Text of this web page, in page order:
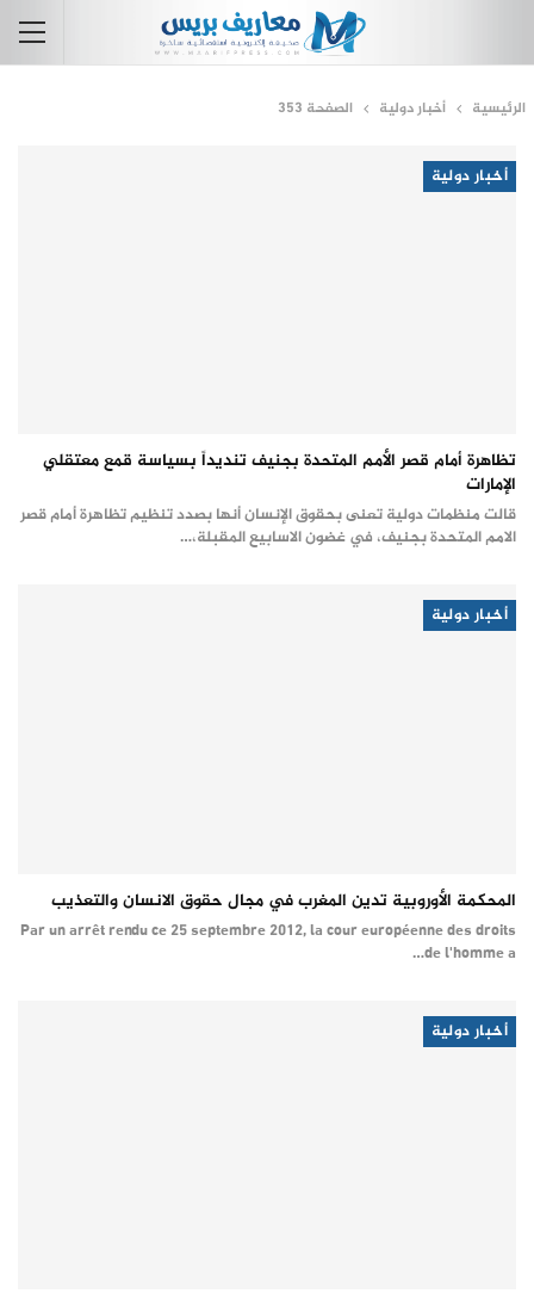
الرئيسية أخبار دولية الصفحة 353
أخبار دولية
تظاهرة أمام قصر الأمم المتحدة بجنيف تنديداً بسياسة قمع معتقلي
الإمارات
قالت منظمات دولية تعنى بحقوق الإنسان أنها بصدد تنظيم تظاهرة أمام قصر
الامم المتحدة بجنيف، في غضون الاسابيع المقبلة،…
أخبار دولية
المحكمة الأوروبية تدين المغرب في مجال حقوق الانسان والتعذيب
Par un arrêt rendu ce 25 septembre 2012, la cour européenne des droits
de l'homme a…
أخبار دولية